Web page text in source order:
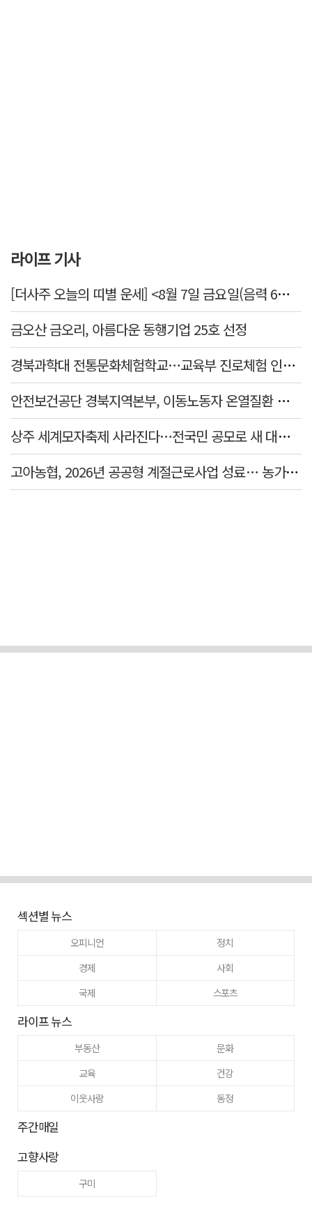
라이프 기사
[더사주 오늘의 띠별 운세] <8월 7일 금요일(음력 6월25일)>
금오산 금오리, 아름다운 동행기업 25호 선정
경북과학대 전통문화체험학교…교육부 진로체험 인증기관 선정
안전보건공단 경북지역본부, 이동노동자 온열질환 예방 캠페인
상주 세계모자축제 사라진다…전국민 공모로 새 대표축제 발굴 나서
고아농협, 2026년 공공형 계절근로사업 성료… 농가 일손 부족 해소 '효자'
섹션별 뉴스
오피니언
정치
경제
사회
국제
스포츠
라이프 뉴스
부동산
문화
교육
건강
이웃사랑
동정
주간매일
고향사랑
구미